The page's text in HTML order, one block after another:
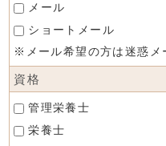
メール
ショートメール
※メール希望の方は迷惑メ
資格
管理栄養士
栄養士